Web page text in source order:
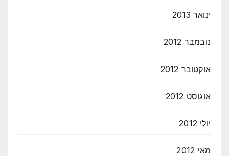
ינואר 2013
נובמבר 2012
אוקטובר 2012
אוגוסט 2012
יולי 2012
מאי 2012